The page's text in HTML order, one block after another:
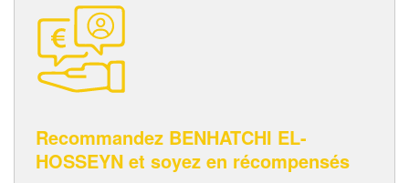
Recommandez BENHATCHI EL-
HOSSEYN et soyez en récompensés